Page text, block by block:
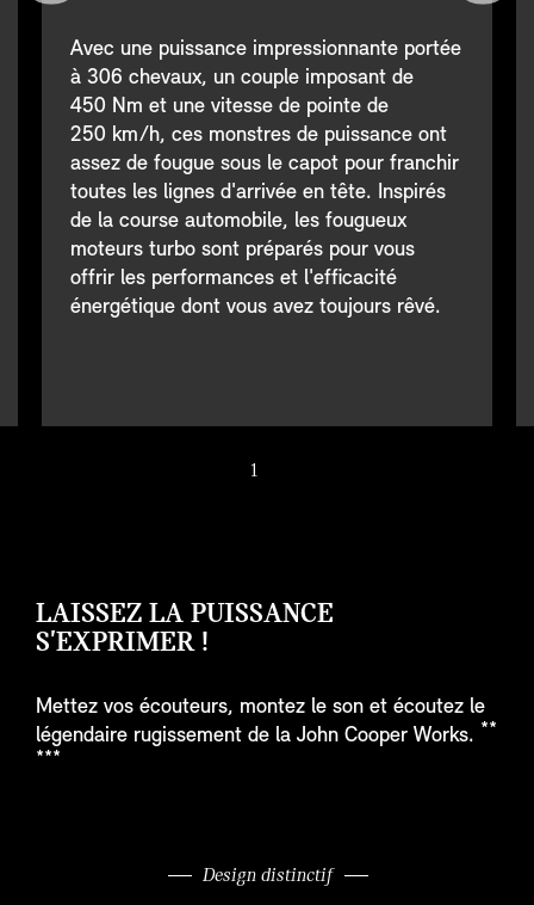
Avec une puissance impressionnante portée
à 306 chevaux, un couple imposant de
450 Nm et une vitesse de pointe de
250 km/h, ces monstres de puissance ont
assez de fougue sous le capot pour franchir
toutes les lignes d'arrivée en tête. Inspirés
de la course automobile, les fougueux
moteurs turbo sont préparés pour vous
offrir les performances et l'efficacité
énergétique dont vous avez toujours rêvé.
1
LAISSEZ LA PUISSANCE
S'EXPRIMER !
Mettez vos écouteurs, montez le son et écoutez le
légendaire rugissement de la John Cooper Works. **
***
Design distinctif